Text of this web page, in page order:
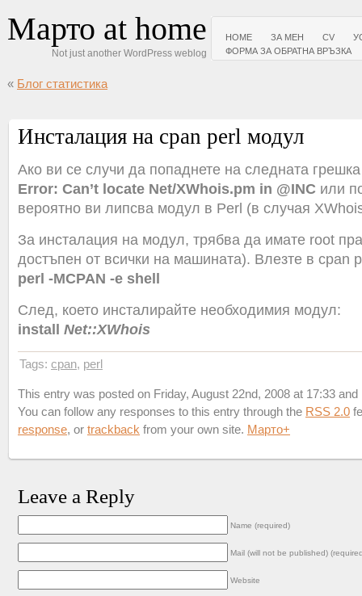
Марто at home
Not just another WordPress weblog
HOME ЗА МЕН CV
ФОРМА ЗА ОБРАТНА ВРЪЗКА
« Блог статистика
Инсталация на cpan perl модул
Ако ви се случи да попаднете на следната
Error: Can’t locate Net/XWhois.pm in @INC или
вероятно ви липсва модул в Perl (в случая
За инсталация на модул, трябва да имате root
достъпен от всички на машината). Влезте в cpan
perl -MCPAN -e shell
След, което инсталирайте необходимия модул:
install Net::XWhois
Tags: cpan, perl
This entry was posted on Friday, August 22nd, 2008 at 17:33
You can follow any responses to this entry through the RSS 2.0
response, or trackback from your own site. Марто+
Leave a Reply
Name (required)
Mail (will not be published)
Website